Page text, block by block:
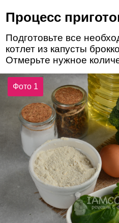
Процесс
Подготовьте все
котлет из капусты
Отмерьте нужное
Фото 1